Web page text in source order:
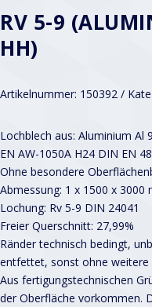
RV 5-9
HH)
Artikelnummer: 150392
Lochblech aus: Aluminium Al
EN AW-1050A H24 DIN EN
Ohne besondere
Abmessung: 1 x 1500 x 3000
Lochung: Rv 5-9 DIN 24041
Freier Querschnitt: 27,99%
Ränder technisch bedingt,
entfettet, sonst ohne weitere
Aus fertigungstechnischen
der Oberfläche vorkommen.